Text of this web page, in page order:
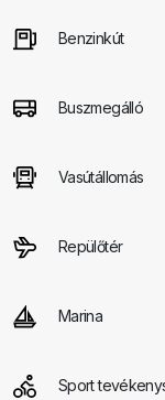
Benzinkút
Buszmegálló
Vasútállomás
Repülőtér
Marina
Sport